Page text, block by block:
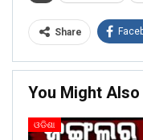
Share
You Might
ଓଡିଶା